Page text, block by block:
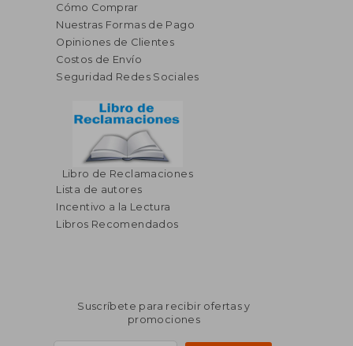
Cómo Comprar
Nuestras Formas de Pago
Opiniones de Clientes
Costos de Envío
Seguridad Redes Sociales
Libro de Reclamaciones
Lista de autores
Incentivo a la Lectura
Libros Recomendados
Suscríbete para recibir ofertas y
promociones